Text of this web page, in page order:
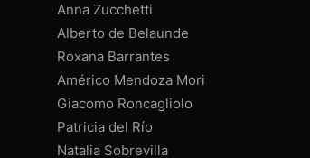
Anna Zucchetti
Alberto de Belaunde
Roxana Barrantes
Américo Mendoza Mori
Giacomo Roncagliolo
Patricia del Río
Natalia Sobrevilla